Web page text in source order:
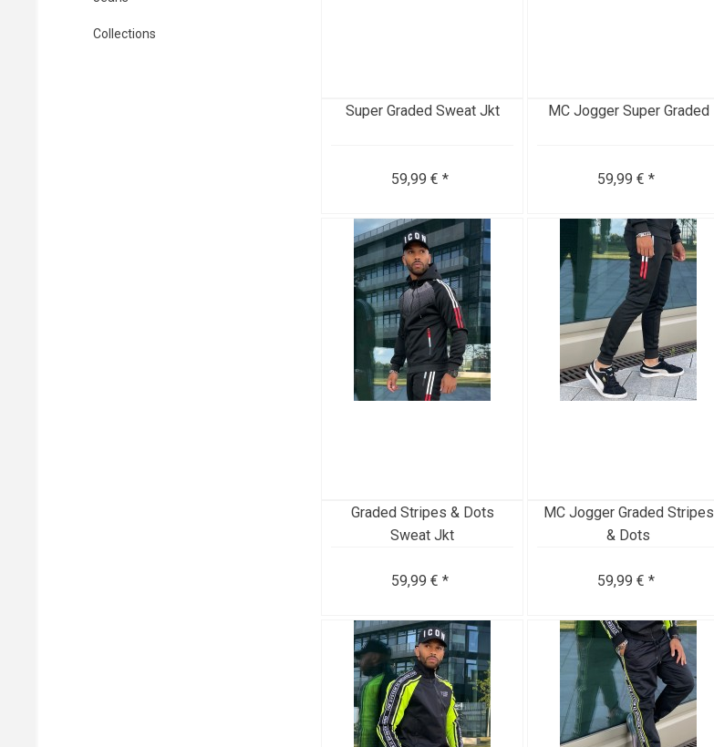
Collections
Super Graded Sweat Jkt
59,99 € *
MC Jogger Super Graded
59,99 € *
Graded Stripes & Dots
Sweat Jkt
59,99 € *
MC Jogger Graded Stripes
& Dots
59,99 € *